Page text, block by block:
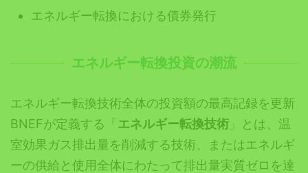
エネルギー転換における債券発行
エネルギー転換投資の潮流
エネルギー転換技術全体の投資額の最高記録を更新
BNEFが定義する「 エネルギー転換技術 」とは、温
室効果ガス排出量を削減する技術、またはエネルギ
ーの供給と使用全体にわたって排出量実質ゼロを達